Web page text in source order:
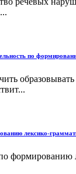
по
лексико-
формированию